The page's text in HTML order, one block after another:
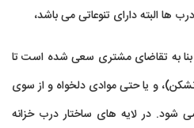
ها البته دارای تنوعاتی می باشد،
به تقاضای مشتری سعی شده است تا
و یا حتی موادی دلخواه و از سوی
شود. در لایه های ساختار درب خزانه